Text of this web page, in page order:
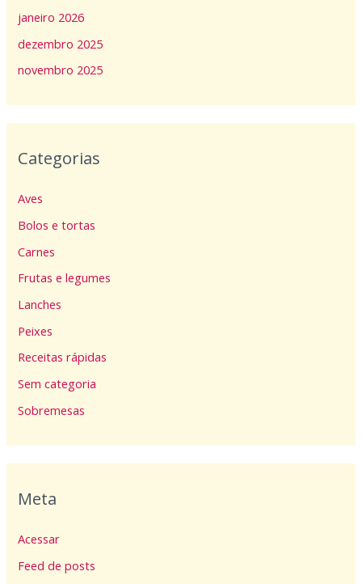
janeiro 2026
dezembro 2025
novembro 2025
Categorias
Aves
Bolos e tortas
Carnes
Frutas e legumes
Lanches
Peixes
Receitas rápidas
Sem categoria
Sobremesas
Meta
Acessar
Feed de posts